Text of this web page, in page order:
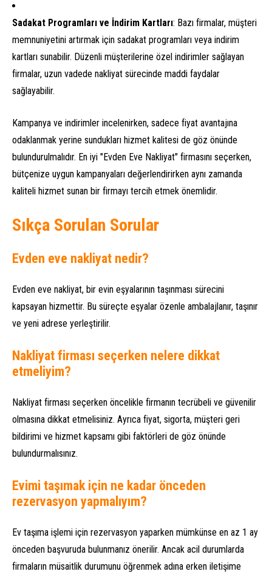
Sadakat Programları ve İndirim Kartları: Bazı firmalar, müşteri
memnuniyetini artırmak için sadakat programları veya indirim
kartları sunabilir. Düzenli müşterilerine özel indirimler sağlayan
firmalar, uzun vadede nakliyat sürecinde maddi faydalar
sağlayabilir.
Kampanya ve indirimler incelenirken, sadece fiyat avantajına
odaklanmak yerine sundukları hizmet kalitesi de göz önünde
bulundurulmalıdır. En iyi "Evden Eve Nakliyat" firmasını seçerken,
bütçenize uygun kampanyaları değerlendirirken aynı zamanda
kaliteli hizmet sunan bir firmayı tercih etmek önemlidir.
Sıkça Sorulan Sorular
Evden eve nakliyat nedir?
Evden eve nakliyat, bir evin eşyalarının taşınması sürecini
kapsayan hizmettir. Bu süreçte eşyalar özenle ambalajlanır, taşınır
ve yeni adrese yerleştirilir.
Nakliyat firması seçerken nelere dikkat
etmeliyim?
Nakliyat firması seçerken öncelikle firmanın tecrübeli ve güvenilir
olmasına dikkat etmelisiniz. Ayrıca fiyat, sigorta, müşteri geri
bildirimi ve hizmet kapsamı gibi faktörleri de göz önünde
bulundurmalısınız.
Evimi taşımak için ne kadar önceden
rezervasyon yapmalıyım?
Ev taşıma işlemi için rezervasyon yaparken mümkünse en az 1 ay
önceden başvuruda bulunmanız önerilir. Ancak acil durumlarda
firmaların müsaitlik durumunu öğrenmek adına erken iletişime